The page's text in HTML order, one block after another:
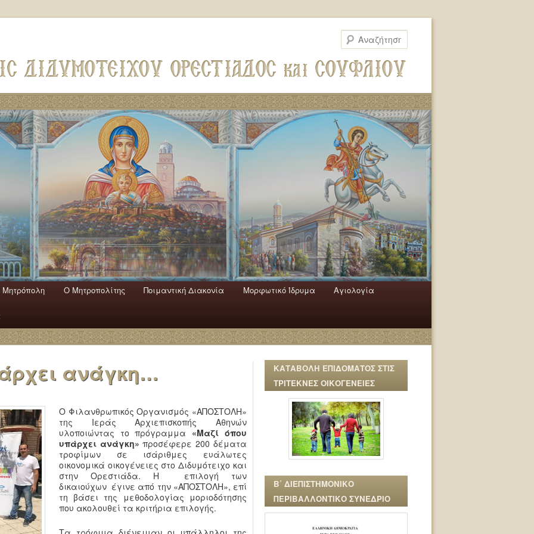
Mητρόπολη Ο Mητροπολίτης Ποιμαντική Διακονία Μορφωτικό Ίδρυμα Αγιολογία
ανάγκη…
Ο Φιλανθρωπικός Οργανισμός «ΑΠΟΣΤΟΛΗ»
της Ιεράς Αρχιεπισκοπής Αθηνών
υλοποιώντας το πρόγραμμα «Μαζί όπου
υπάρχει ανάγκη» προσέφερε 200 δέματα
τροφίμων σε ισάριθμες ευάλωτες
οικονομικά οικογένειες στο Διδυμότειχο και
στην Ορεστιάδα. Η επιλογή των
δικαιούχων έγινε από την «ΑΠΟΣΤΟΛΗ», επί
τη βάσει της μεθοδολογίας μοριοδότησης
που ακολουθεί τα κριτήρια επιλογής.
ΚΑΤΑΒΟΛΗ ΕΠΙΔΟΜΑΤΟΣ ΣΤΙΣ
ΤΡΙΤΕΚΝΕΣ ΟΙΚΟΓΕΝΕΙΕΣ
Β΄ ΔΙΕΠΙΣΤΗΜΟΝΙΚΟ
ΠΕΡΙΒΑΛΛΟΝΤΙΚΟ ΣΥΝΕΔΡΙΟ